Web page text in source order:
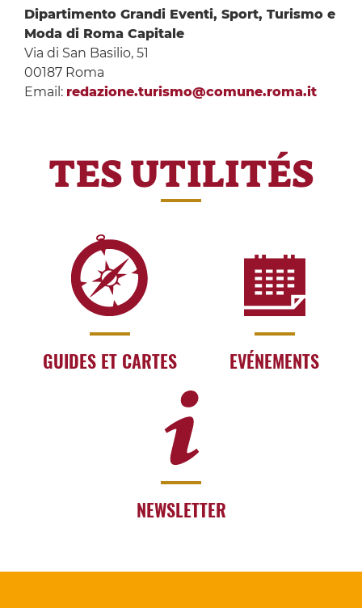
Dipartimento Grandi Eventi, Sport, Turismo e
Moda di Roma Capitale
Via di San Basilio, 51
00187 Roma
Email: redazione.turismo@comune.roma.it
TES UTILITÉS
GUIDES ET CARTES EVÉNEMENTS
NEWSLETTER